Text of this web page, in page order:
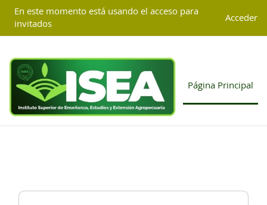
Salta al contenido principal
G-4TGCD85KJP
En este momento está usando el acceso para
invitados
Acceder
Página Principal